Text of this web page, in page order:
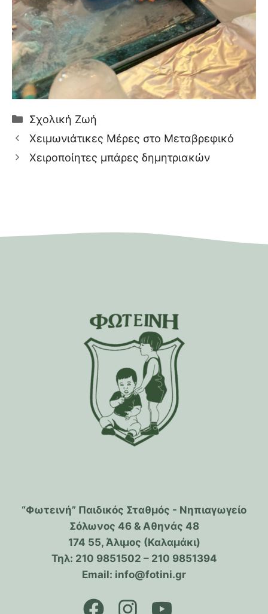
Κατηγορίες
Σχολική Ζωή
Χειμωνιάτικες Μέρες στο Μεταβρεφικό
Χειροποίητες μπάρες δημητριακών
“Φωτεινή” Παιδικός Σταθμός - Νηπιαγωγείο
Σόλωνος 46 & Αθηνάς 48
174 55, Άλιμος (Καλαμάκι)
Τηλ: 210 9851502 – 210 9851394
Email: info@fotini.gr